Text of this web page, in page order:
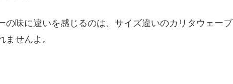
の味に違いを感じるのは、サイズ違いのカリタウェーブ
せんよ。